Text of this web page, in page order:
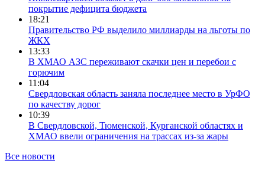
покрытие дефицита бюджета
18:21
Правительство РФ выделило миллиарды на льготы по
ЖКХ
13:33
В ХМАО АЗС переживают скачки цен и перебои с
горючим
11:04
Свердловская область заняла последнее место в УрФО
по качеству дорог
10:39
В Свердловской, Тюменской, Курганской областях и
ХМАО ввели ограничения на трассах из-за жары
Все новости